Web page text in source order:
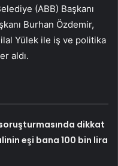
(ABB) Başkanı
Burhan Özdemir,
Yülek ile iş ve politika
aldı.
dikkat
eşi bana 100 bin lira